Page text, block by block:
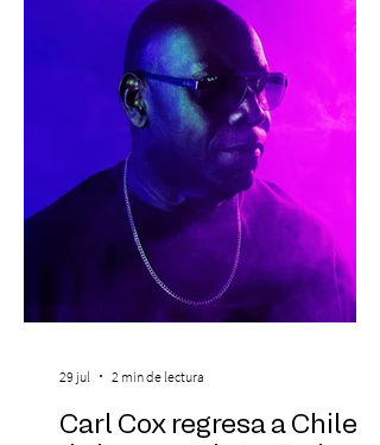
familias, además de impulsar la detección
temprana, porque la información también
es una forma de acompañar. Con este
propósito, la Corporación realizará la 17ª
Corrida por la Vida, e
Carl Cox regresa a Chile
29 jul 2 min de lectura